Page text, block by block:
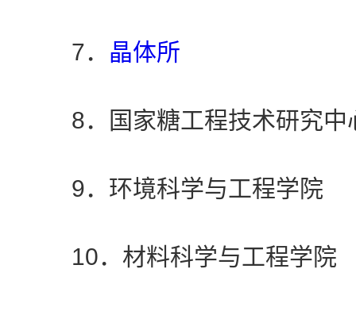
7． 晶体所
8．国家糖工程技术研究中
9．环境科学与工程学院
10．材料科学与工程学院